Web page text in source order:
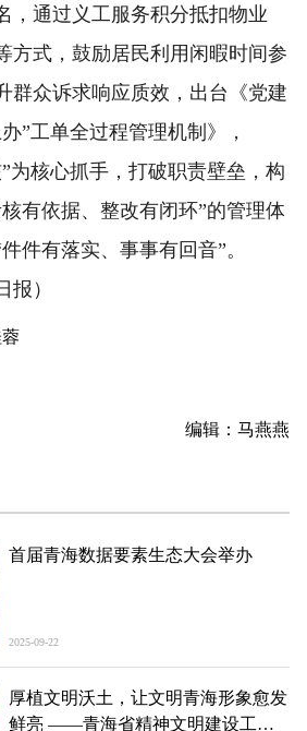
，通过义工服务积分抵扣物业
方式，鼓励居民利用闲暇时间参
群众诉求响应质效，出台《党建
”工单全过程管理机制》，
为核心抓手，打破职责壁垒，构
有依据、整改有闭环”的管理体
件有落实、事事有回音”。
）
编辑：马燕燕
首届青海数据要素生态大会举办
2025-09-22
厚植文明沃土，让文明青海形象愈发
鲜亮 ——青海省精神文明建设工作